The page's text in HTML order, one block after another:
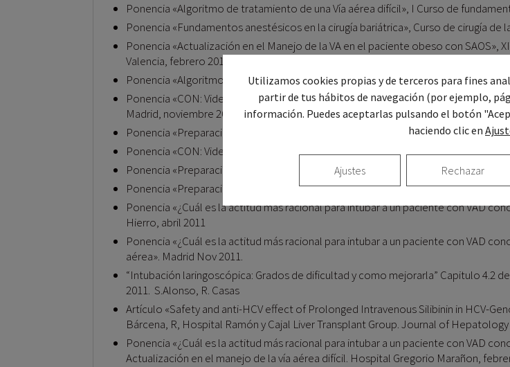
Ponencia «Algoritmo de tratamiento de una Vía aérea difícil», I Curso de
Ponencia «Fundamentos anestésicos en la cirugía bariátrica», Curso de cirugía
Ponencia «Actualización en el Manejo de la VA en el paciente obeso con
Valencia, febrero 2010
Ponencia «Algoritmo de tratamiento de una Vía aérea difícil», II Curso avanzado
Ponencia «CON: Videolaringoscopia», X Curso de técnicas ópticas (Fibroscopia
Madrid, noviembre 2010
Ponencia «Preparación del paciente para intubación despierto», VI Curso
Ponencia «CON: Videolaringoscopia», VI Curso teórico-práctico de intubación y
Ponencia «Preparación del paciente para intubación despierto» XV Curso
Ponencia «Preparación del paciente para intubación despierto» Introducción al
Ponencia «¿Cuál es la actitud más racional para intubar a un paciente con VAD
Hierro, abril 2011
Ponencia «¿Cuál es la actitud más racional para intubar a un paciente con VAD
aérea». Madrid Nov 2011.
“Intubación laringoscópica: Grados de dificultad y como mejorarla” Capitulo 4.2
2011. S.Alonso, R. Casas
Artículo «Safety and anti-HCV effect of Prolonged Intravenous Silibinin in HCV-
Bárcena, R, Hospital Ramón y Cajal Liver Transplant Group. Journal of
Ponencia «¿Cuál es la actitud más racional para intubar a un paciente con VAD
Actualización en el manejo de la vía aérea difícil. Hospital Gregorio Marañon,
Utilizamos cookies propias y de terceros para fines
partir de tus hábitos de navegación (por ejemplo,
información. Puedes aceptarlas pulsando el botón
haciendo clic en
Rechazar
Ajustes